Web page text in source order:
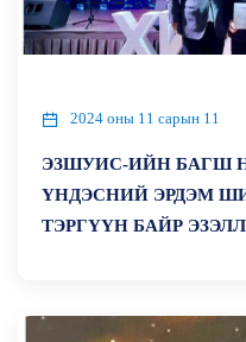
2024 оны 11 сарын 11
ЭЗШУИС-ИЙН БАГШ
ҮНДЭСНИЙ ЭРДЭМ
ТЭРГҮҮН БАЙР